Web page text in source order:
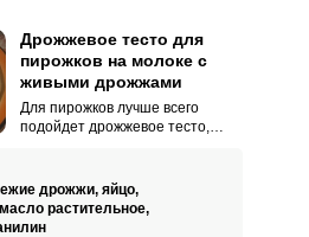
Дрожжевое тесто для
пирожков на молоке с
живыми дрожжами
Для пирожков лучше всего
подойдет дрожжевое тесто,
вас некоторое время, пирожки
получатся пышными и
ароматными.
дрожжи, яйцо,
масло растительное,